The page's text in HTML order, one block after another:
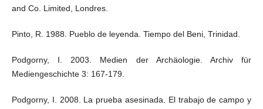
and Co. Limited, Londres.
Pinto, R. 1988. Pueblo de leyenda. Tiempo del Beni, Trinidad.
Podgorny, I. 2003. Medien der Archäologie. Archiv für
Mediengeschichte 3: 167-179.
Podgorny, I. 2008. La prueba asesinada. El trabajo de campo y